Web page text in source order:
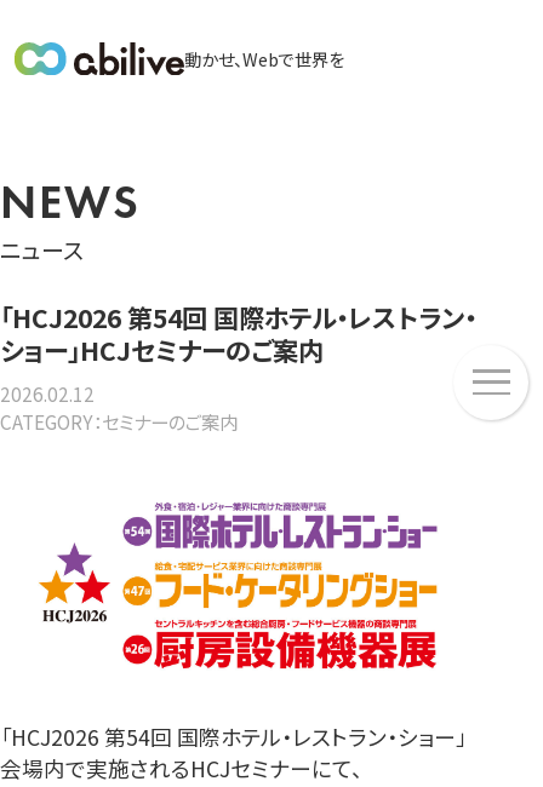
動かせ、Webで世界を
メ
ニ
ュ
ー
ニ
ュ
NEWS
ニュース
「HCJ2026 第54回 国際ホテル・レストラン・
ショー」HCJセミナーのご案内
2026.02.12
CATEGORY：セミナーのご案内
「HCJ2026 第54回 国際ホテル・レストラン・ショー」
会場内で実施されるHCJセミナーにて、